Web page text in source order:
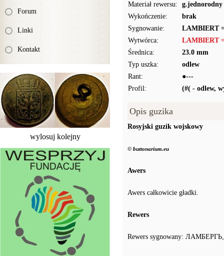
Forum
Linki
Kontakt
wylosuj kolejny
Materiał rewersu:
g.jednorodny
Wykończenie:
brak
Sygnowanie:
Wytwórca:
Średnica:
23.0 mm
Typ uszka:
odlew
Rant:
●---
Profil:
(#( - odlew,
Opis guzika
Rosyjski guzik wojskowy
© buttonarium.eu
Awers
Awers całkowicie gładki.
Rewers
Rewers sygnowany: ЛАМБЕРГЬ,